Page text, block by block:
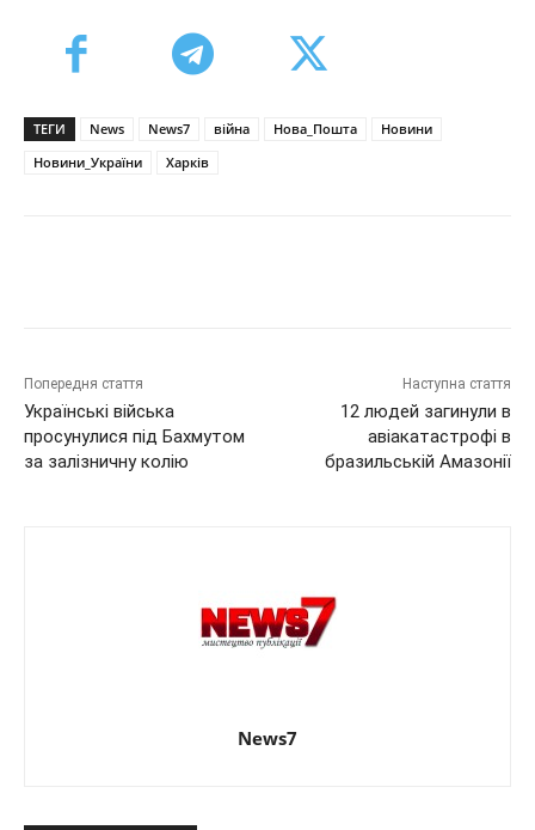
ТЕГИ News News7 війна Нова_Пошта
Новини
Новини_України
Харків
Попередня стаття
Українські війська
просунулися під Бахмутом
за залізничну колію
Наступна стаття
12 людей загинули в
авіакатастрофі в
бразильській Амазонії
News7